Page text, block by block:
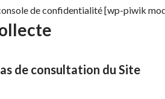
de confidentialité [wp-piwik
de consultation du Site